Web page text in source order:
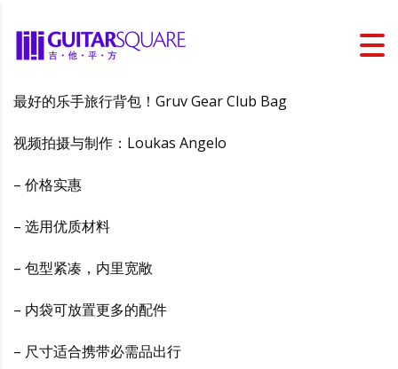
最好的乐手旅行背包！Gruv Gear Club Bag
视频拍摄与制作：Loukas Angelo
– 价格实惠
– 选用优质材料
– 包型紧凑，内里宽敞
– 内袋可放置更多的配件
– 尺寸适合携带必需品出行